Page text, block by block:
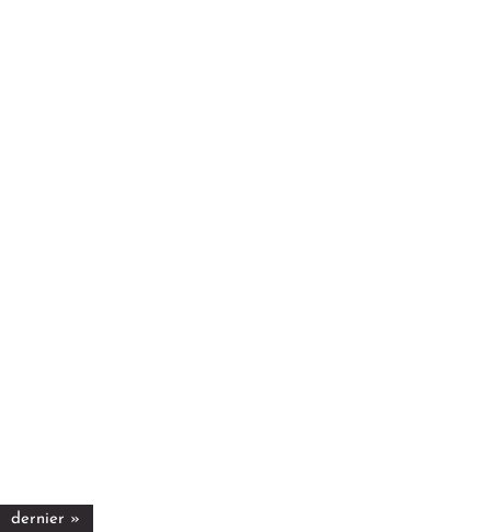
dernier »